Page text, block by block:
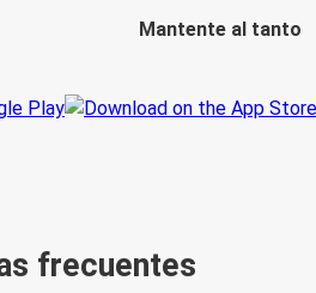
Mantente al tanto
frecuentes